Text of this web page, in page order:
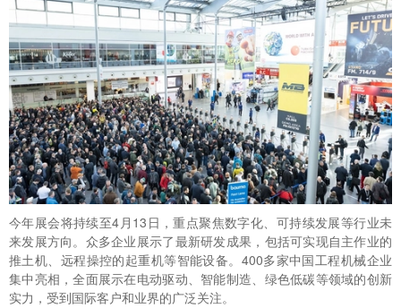
今年展会将持续至4月13日，重点聚焦数字化、可持续发展等行业未
来发展方向。众多企业展示了最新研发成果，包括可实现自主作业的
推土机、远程操控的起重机等智能设备。400多家中国工程机械企业
集中亮相，全面展示在电动驱动、智能制造、绿色低碳等领域的创新
实力，受到国际客户和业界的广泛关注。